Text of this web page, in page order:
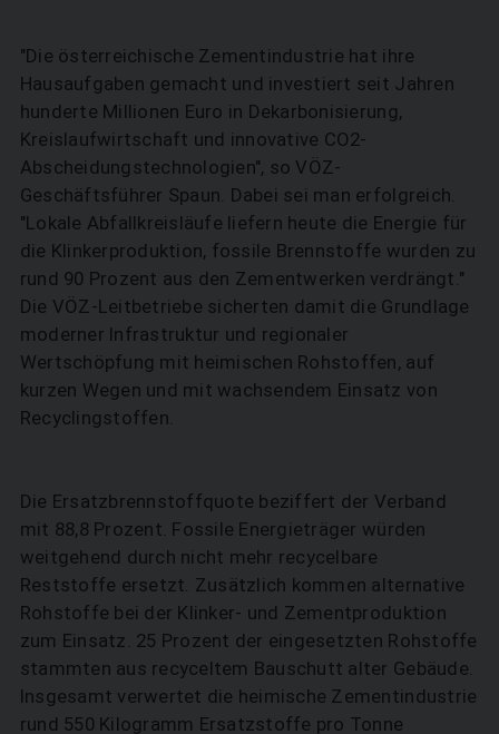
"Die österreichische Zementindustrie hat ihre
Hausaufgaben gemacht und investiert seit Jahren
hunderte Millionen Euro in Dekarbonisierung,
Kreislaufwirtschaft und innovative CO2-
Abscheidungstechnologien", so VÖZ-
Geschäftsführer Spaun. Dabei sei man erfolgreich.
"Lokale Abfallkreisläufe liefern heute die Energie für
die Klinkerproduktion, fossile Brennstoffe wurden zu
rund 90 Prozent aus den Zementwerken verdrängt."
Die VÖZ-Leitbetriebe sicherten damit die Grundlage
moderner Infrastruktur und regionaler
Wertschöpfung mit heimischen Rohstoffen, auf
kurzen Wegen und mit wachsendem Einsatz von
Recyclingstoffen.
Die Ersatzbrennstoffquote beziffert der Verband
mit 88,8 Prozent. Fossile Energieträger würden
weitgehend durch nicht mehr recycelbare
Reststoffe ersetzt. Zusätzlich kommen alternative
Rohstoffe bei der Klinker- und Zementproduktion
zum Einsatz. 25 Prozent der eingesetzten Rohstoffe
stammten aus recyceltem Bauschutt alter Gebäude.
Insgesamt verwertet die heimische Zementindustrie
rund 550 Kilogramm Ersatzstoffe pro Tonne
SUCHEN